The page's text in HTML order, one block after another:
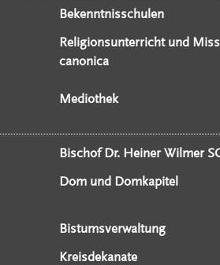
Bekenntnisschulen
Religionsunterricht und
canonica
Mediothek
Bischof Dr. Heiner Wilmer
Dom und Domkapitel
Bistumsverwaltung
Kreisdekanate